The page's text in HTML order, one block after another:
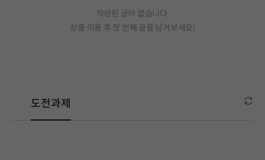
작성된 글이 없습니다.
상품 이용 후 첫 번째 글을 남겨보세요!
도전과제